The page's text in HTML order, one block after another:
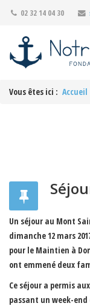
02 32 14 04 30
Vous êtes ici : Accueil
Un séjour au Mont
dimanche 12 mars
pour le Maintien à
ont emmené deux
Ce séjour a permis
passant un week-